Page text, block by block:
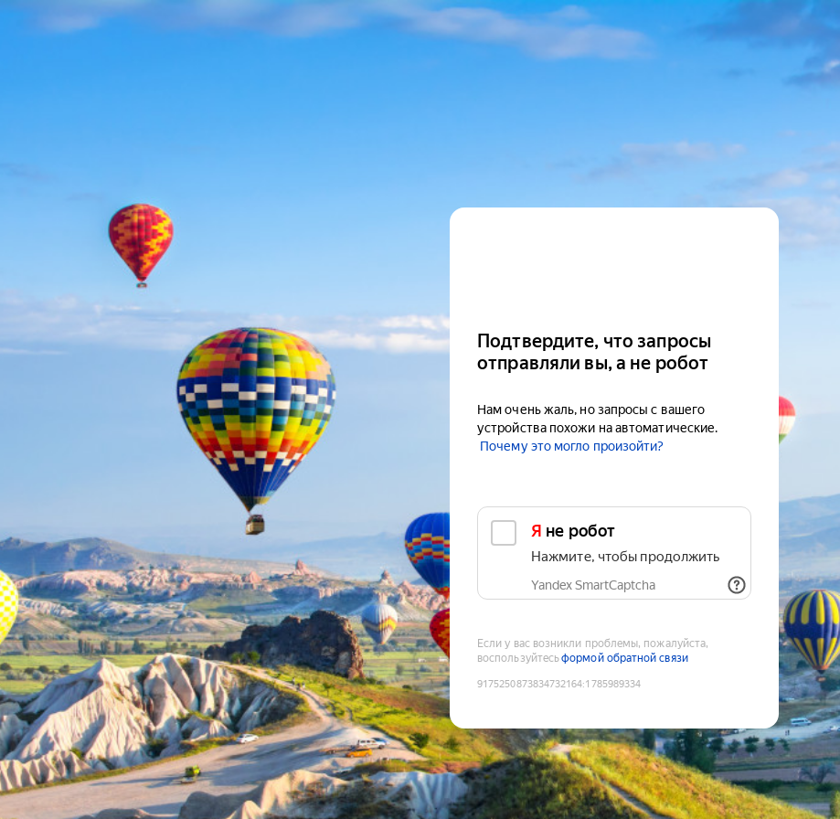
Подтвердите, что запросы
отправляли вы, а не робот
Нам очень жаль, но запросы с вашего
устройства похожи на автоматические.
Почему это могло произойти?
Я не робот
Нажмите, чтобы продолжить
Yandex SmartCaptcha
Если у вас возникли проблемы, пожалуйста,
воспользуйтесьформой обратной связи
9175250873834732164:1785989334